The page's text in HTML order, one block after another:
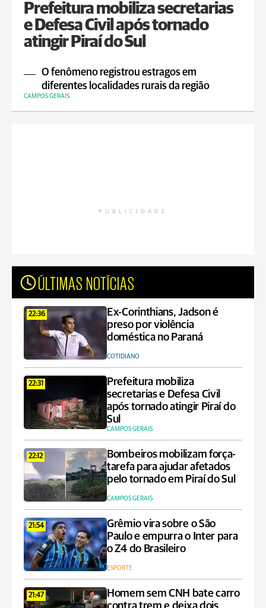
Prefeitura mobiliza secretarias
e Defesa Civil após tornado
atingir Piraí do Sul
O fenômeno registrou estragos em
diferentes localidades rurais da região
CAMPOS GERAIS
PUBLICIDADE
ÚLTIMAS NOTÍCIAS
22:36
Ex-Corinthians, Jadson é
preso por violência
doméstica no Paraná
COTIDIANO
22:31
Prefeitura mobiliza
secretarias e Defesa Civil
após tornado atingir Piraí do
Sul
CAMPOS GERAIS
22:12
Bombeiros mobilizam força-
tarefa para ajudar afetados
pelo tornado em Piraí do Sul
CAMPOS GERAIS
21:54
Grêmio vira sobre o São
Paulo e empurra o Inter para
o Z4 do Brasileiro
ESPORTE
21:47
Homem sem CNH bate carro